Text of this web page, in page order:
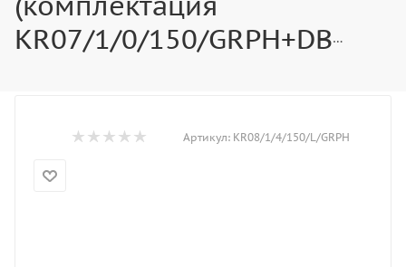
KR07/1/0/150/GRPH+DB6145Zn/L450)
Артикул: KR08/1/4/150/L/GRPH